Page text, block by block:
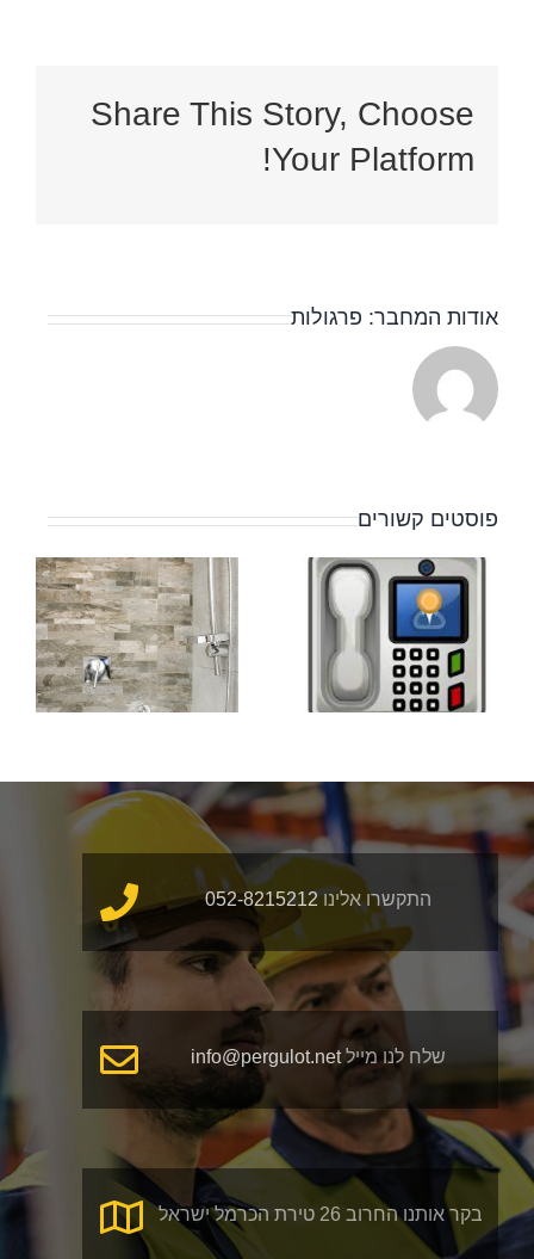
Share This Story, Choose
Your Platform!
אודות המחבר: פרגולות
פוסטים קשורים
מתקין
אינטרקום
מומלץ –
איך
התקשרו אלינו052-8215212
שלח לנו מיילinfo@pergulot.net
בקר אותנו החרוב 26 טירת הכרמל ישראל